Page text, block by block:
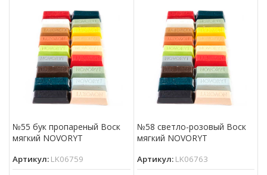
№55 бук пропареный Воск
мягкий NOVORYT
Артикул: LK06759
№58 светло-розовый Воск
мягкий NOVORYT
Артикул: LK06763